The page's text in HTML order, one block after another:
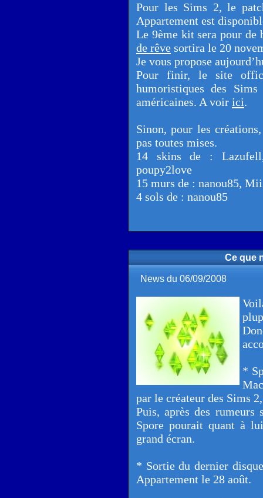
Pour les Sims 2, le
Appartement est
Le 9ème kit sera pour de
de rêve sortira le 20
Je vous propose
Pour finir, le site
humoristiques des
américaines. A voir ici.
Sinon, pour les
pas toutes mises.
14 skins de :
poupy2love
15 murs de : nanou85,
4 sols de : nanou85
Ce que
News du 06/09/2008
*
par le créateur des Sims
Puis, après des
Spore pourait quant à
grand écran.
* Sortie du dernier
Appartement le 28 août.